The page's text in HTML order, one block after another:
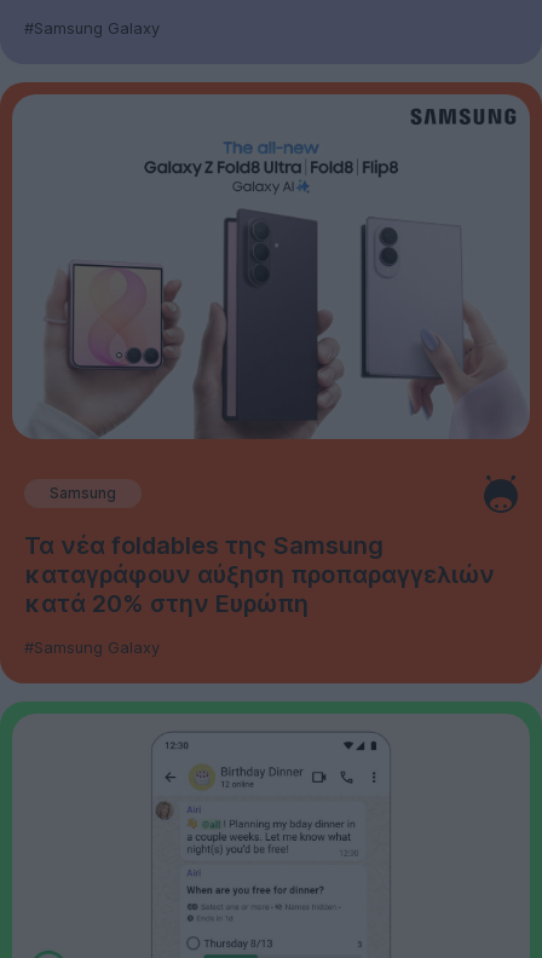
#Samsung Galaxy
Samsung
Τα νέα foldables της Samsung
καταγράφουν αύξηση προπαραγγελιών
κατά 20% στην Ευρώπη
#Samsung Galaxy